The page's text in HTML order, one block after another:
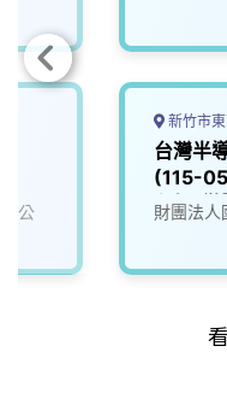
公
新竹市
台灣半
(115-
程師_
財團法人